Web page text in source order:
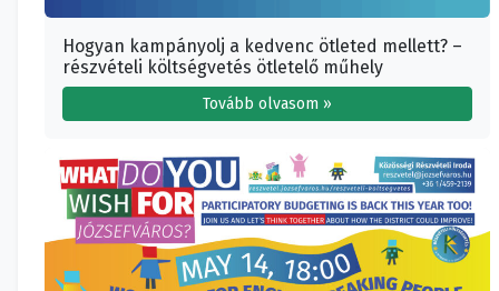
Hogyan kampányolj a kedvenc ötleted mellett? –
részvételi költségvetés ötletelő műhely
Tovább olvasom »